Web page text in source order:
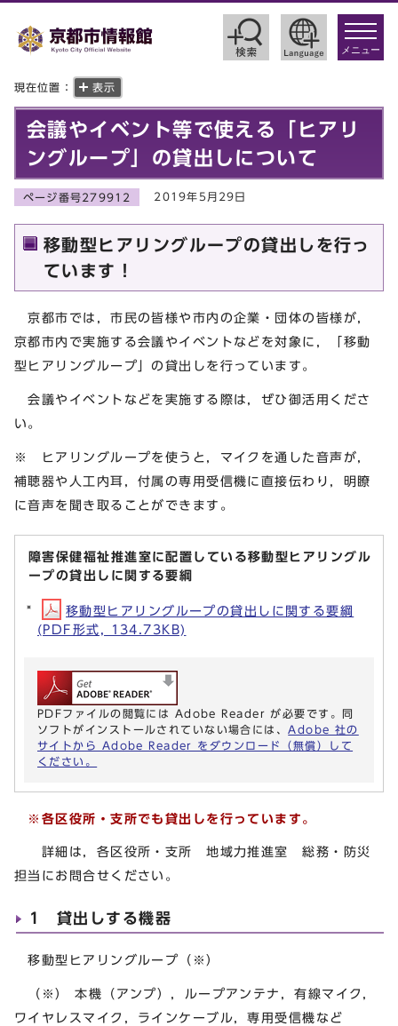
toggle
メニュー
現在位置： 表示
会議やイベント等で使える「ヒアリ
ングループ」の貸出しについて
ページ番号279912 2019年5月29日
移動型ヒアリングループの貸出しを行っ
ています！
京都市では，市民の皆様や市内の企業・団体の皆様が，
京都市内で実施する会議やイベントなどを対象に，「移動
型ヒアリングループ」の貸出しを行っています。
会議やイベントなどを実施する際は，ぜひ御活用くださ
い。
※ ヒアリングループを使うと，マイクを通した音声が，
補聴器や人工内耳，付属の専用受信機に直接伝わり，明瞭
に音声を聞き取ることができます。
障害保健福祉推進室に配置している移動型ヒアリングル
ープの貸出しに関する要綱
移動型ヒアリングループの貸出しに関する要綱
(PDF形式, 134.73KB)
PDFファイルの閲覧には Adobe Reader が必要です。同
ソフトがインストールされていない場合には、 Adobe 社の
サイトから Adobe Reader をダウンロード（無償）して
ください。
※各区役所・支所でも貸出しを行っています。
詳細は，各区役所・支所 地域力推進室 総務・防災
担当にお問合せください。
1 貸出しする機器
移動型ヒアリングループ（※）
（※） 本機（アンプ），ループアンテナ，有線マイク，
ワイヤレスマイク，ラインケーブル，専用受信機など